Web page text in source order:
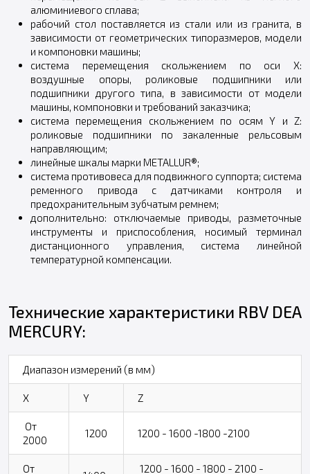
алюминиевого сплава;
рабочий стол поставляется из стали или из гранита, в
зависимости от геометрических типоразмеров, модели
и компоновки машины;
система перемещения скольжением по оси X:
воздушные опоры, роликовые подшипники или
подшипники другого типа, в зависимости от модели
машины, компоновки и требований заказчика;
система перемещения скольжением по осям Y и Z:
роликовые подшипники по закаленные рельсовым
направляющим;
линейные шкалы марки METALLUR®;
система противовеса для подвижного суппорта; система
ременного привода с датчиками контроля и
предохранительным зубчатым ремнем;
дополнительно: отключаемые приводы, разметочные
инструменты и приспособления, носимый терминал
дистанционного управления, система линейной
температурной компенсации.
Технические характеристики RBV DEA
MERCURY:
Диапазон измерений (в мм)
X Y Z
От
2000
1200 1200 - 1600 -1800 -2100
От 1200 - 1600 - 1800 - 2100 -